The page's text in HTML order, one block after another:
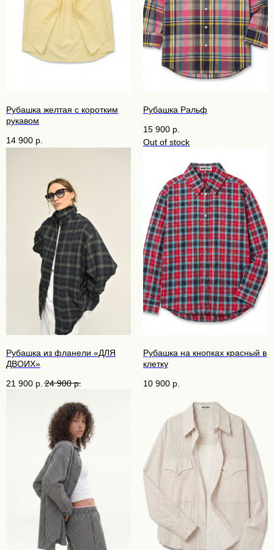
Рубашка желтая с коротким
рукавом
14 900 р.
Рубашка Ральф
15 900 р.
Out of stock
Рубашка из фланели «ДЛЯ
ДВОИХ»
21 900 р. 24 900 р.
Рубашка на кнопках красный в
клетку
10 900 р.